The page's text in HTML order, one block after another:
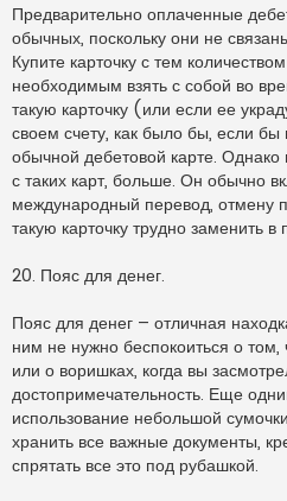
Предварительно оплаченные
обычных, поскольку они не
Купите карточку с тем
необходимым взять с собой во
такую карточку (или если ее
своем счету, как было бы, если
обычной дебетовой карте.
с таких карт, больше. Он обычно
международный перевод, отмену
такую карточку трудно заменить в
20. Пояс для денег.
Пояс для денег – отличная
ним не нужно беспокоиться о том,
или о воришках, когда вы
достопримечательность. Еще
использование небольшой
хранить все важные документы,
спрятать все это под рубашкой.